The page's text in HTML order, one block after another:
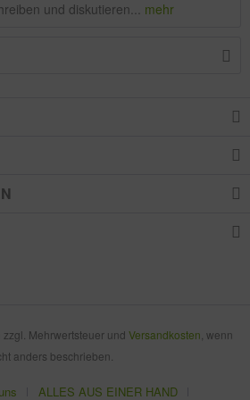
und diskutieren... mehr
Mehrwertsteuer und Versandkosten , wenn
anders beschrieben.
ALLES AUS EINER HAND